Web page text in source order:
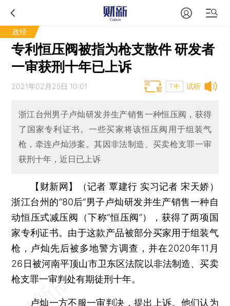
政经
专利恒压阀被指为枪支散件 研发者
一审获刑十年已上诉
试听
2021年02月25日 10:01 T中
浙江台州男子卢灿研发并生产销售一种恒压阀，获得
了国家专利证书。一些买家将该恒压阀用于组装气
枪，牵连卢灿涉案。其因非法制造、买卖枪支罪一审
获刑十年，近日已上诉
【财新网】（记者 覃建行 实习记者 宋天娇）
浙江台州的“80后”男子卢灿研发并生产销售一种自
动恒压式减压阀（下称“恒压阀”），获得了两项国
家专利证书。由于这款产品被部分买家用于组装气
枪，卢灿先后被多地警方调查，并在2020年11月
26日被河南平顶山市卫东区法院以非法制造、买卖
枪支罪一审判处有期徒刑十年。
卢灿一方不服一审判决，提出上诉。他们认为